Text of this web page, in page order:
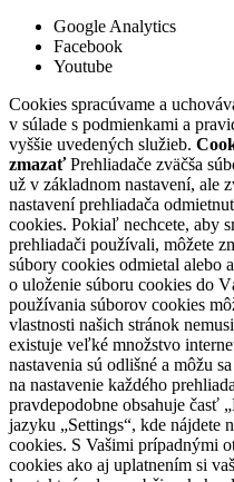
Google Analytics
Facebook
Youtube
Cookies spracúvame a
v súlade s podmienkami a
vyššie uvedených služieb.
zmazaťPrehliadače zväčša
už v základnom nastavení, ale
nastavení prehliadača
cookies. Pokiaľ nechcete, aby
prehliadači používali, môžete
súbory cookies odmietal alebo
o uloženie súboru cookies do
používania súborov cookies
vlastnosti našich stránok
existuje veľké množstvo
nastavenia sú odlišné a môžu
na nastavenie každého
pravdepodobne obsahuje časť
jazyku „Settings“, kde nájdete
cookies. S Vašimi prípadnými
cookies ako aj uplatnením si